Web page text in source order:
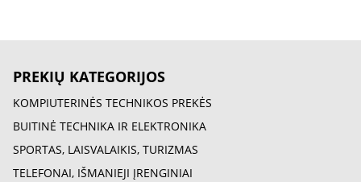
PREKIŲ KATEGORIJOS
KOMPIUTERINĖS TECHNIKOS PREKĖS
BUITINĖ TECHNIKA IR ELEKTRONIKA
SPORTAS, LAISVALAIKIS, TURIZMAS
TELEFONAI, IŠMANIEJI ĮRENGINIAI